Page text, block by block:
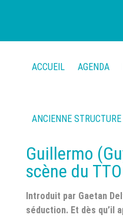
ACCUEIL AGENDA
ANCIENNE STRUCTURE
Guillermo
scène du TTO
Introduit par Gaetan
séduction. Et dès qu’il